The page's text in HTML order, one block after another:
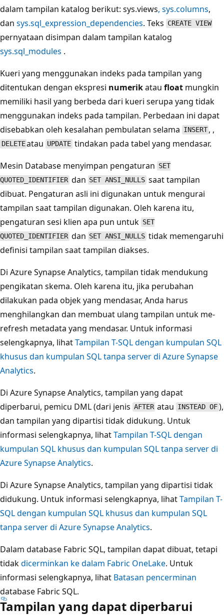
dalam tampilan katalog berikut: sys.views, sys.columns,
dan sys.sql_expression_dependencies. Teks CREATE VIEW
pernyataan disimpan dalam tampilan katalog
sys.sql_modules .
Kueri yang menggunakan indeks pada tampilan yang
ditentukan dengan ekspresi numerikatau float mungkin
memiliki hasil yang berbeda dari kueri serupa yang tidak
menggunakan indeks pada tampilan. Perbedaan ini dapat
disebabkan oleh kesalahan pembulatan selama INSERT , ,
DELETEatau UPDATE tindakan pada tabel yang mendasar.
Mesin Database menyimpan pengaturan SET
QUOTED_IDENTIFIER dan SET ANSI_NULLS saat tampilan
dibuat. Pengaturan asli ini digunakan untuk mengurai
tampilan saat tampilan digunakan. Oleh karena itu,
pengaturan sesi klien apa pun untuk SET
QUOTED_IDENTIFIER dan SET ANSI_NULLS tidak memengaruhi
definisi tampilan saat tampilan diakses.
Di Azure Synapse Analytics, tampilan tidak mendukung
pengikatan skema. Oleh karena itu, jika perubahan
dilakukan pada objek yang mendasar, Anda harus
menghilangkan dan membuat ulang tampilan untuk me-
refresh metadata yang mendasar. Untuk informasi
selengkapnya, lihatTampilan T-SQL dengan kumpulan SQL
khusus dan kumpulan SQL tanpa server di Azure Synapse
Analytics.
Di Azure Synapse Analytics, tampilan yang dapat
diperbarui, pemicu DML (dari jenis AFTER atau INSTEAD OF),
dan tampilan yang dipartisi tidak didukung. Untuk
informasi selengkapnya, lihatTampilan T-SQL dengan
kumpulan SQL khusus dan kumpulan SQL tanpa server di
Azure Synapse Analytics.
Di Azure Synapse Analytics, tampilan yang dipartisi tidak
didukung. Untuk informasi selengkapnya, lihatTampilan T-
SQL dengan kumpulan SQL khusus dan kumpulan SQL
tanpa server di Azure Synapse Analytics.
Dalam database Fabric SQL, tampilan dapat dibuat, tetapi
tidakdicerminkan ke dalam Fabric OneLake. Untuk
informasi selengkapnya, lihat Batasan pencerminan
database Fabric SQL.
Tampilan yang dapat diperbarui